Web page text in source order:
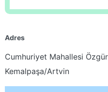
Adres
Cumhuriyet Mahallesi
Kemalpaşa/Artvin